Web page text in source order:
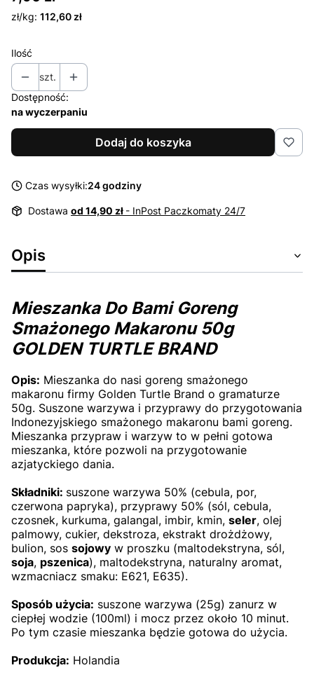
zł/kg: 112,60 zł
Ilość
szt.
Dostępność:
na wyczerpaniu
Dodaj do koszyka
Czas wysyłki:24 godziny
Dostawa od 14,90 zł - InPost Paczkomaty 24/7
Opis
Mieszanka Do Bami Goreng
Smażonego Makaronu 50g
GOLDEN TURTLE BRAND
Opis: Mieszanka do nasi goreng smażonego
makaronu firmy Golden Turtle Brand o gramaturze
50g. Suszone warzywa i przyprawy do przygotowania
Indonezyjskiego smażonego makaronu bami goreng.
Mieszanka przypraw i warzyw to w pełni gotowa
mieszanka, które pozwoli na przygotowanie
azjatyckiego dania.
Składniki: suszone warzywa 50% (cebula, por,
czerwona papryka), przyprawy 50% (sól, cebula,
czosnek, kurkuma, galangal, imbir, kmin, seler, olej
palmowy, cukier, dekstroza, ekstrakt drożdżowy,
bulion, sos sojowy w proszku (maltodekstryna, sól,
soja, pszenica), maltodekstryna, naturalny aromat,
wzmacniacz smaku: E621, E635).
Sposób użycia: suszone warzywa (25g) zanurz w
ciepłej wodzie (100ml) i mocz przez około 10 minut.
Po tym czasie mieszanka będzie gotowa do użycia.
Produkcja: Holandia